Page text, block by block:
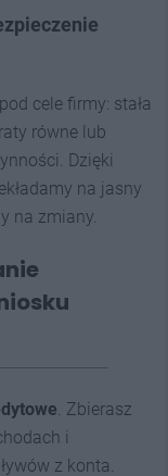
cele firmy: stała
równe lub
Dzięki
na jasny
na zmiany.
. Zbierasz
i
z konta.